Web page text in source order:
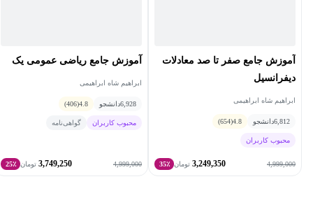
آموزش جامع صفر تا صد معادلات
دیفرانسیل
ابراهیم شاه ابراهیمی
6,812دانشجو 4.8
(654)
محبوب کاربران
4,999,000
3,249,350 تومان 35٪
آموزش جامع ریاضی عمومی یک
ابراهیم شاه ابراهیمی
6,928دانشجو 4.8
(406)
محبوب کاربران گواهی‌نامه
4,999,000
3,749,250 تومان 25٪